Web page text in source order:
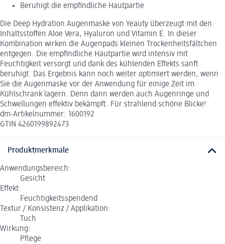
Beruhigt die empfindliche Hautpartie
Die Deep Hydration Augenmaske von Yeauty überzeugt mit den
Inhaltsstoffen Aloe Vera, Hyaluron und Vitamin E. In dieser
Kombination wirken die Augenpads kleinen Trockenheitsfältchen
entgegen. Die empfindliche Hautpartie wird intensiv mit
Feuchtigkeit versorgt und dank des kühlenden Effekts sanft
beruhigt. Das Ergebnis kann noch weiter optimiert werden, wenn
Sie die Augenmaske vor der Anwendung für einige Zeit im
Kühlschrank lagern. Denn dann werden auch Augenringe und
Schwellungen effektiv bekämpft. Für strahlend schöne Blicke!
dm-Artikelnummer: 1600192
GTIN 4260199892473
Produktmerkmale
Anwendungsbereich:
Gesicht
Effekt:
Feuchtigkeitsspendend
Textur / Konsistenz / Applikation:
Tuch
Wirkung:
Pflege